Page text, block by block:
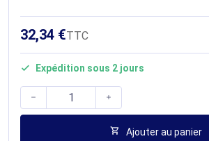
32,34 €TTC
 Expédition sous 2 jours
 
 Ajouter au panier